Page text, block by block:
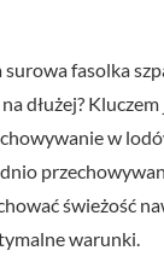
surowa fasolka
dłużej?
w
świeżość
warunki.